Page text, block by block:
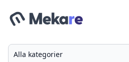
Välj en kategori